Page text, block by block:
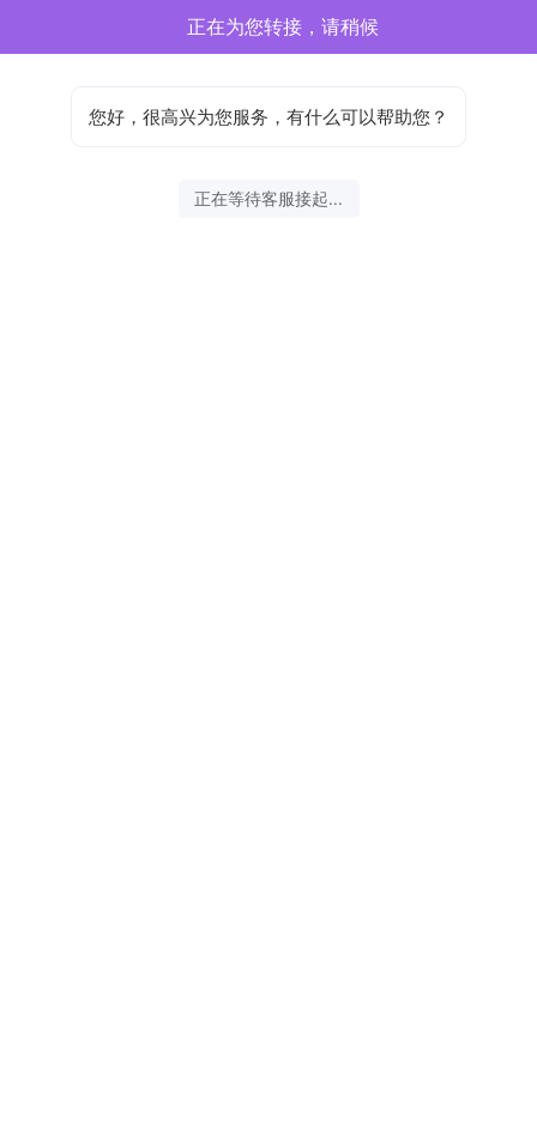
正在为您转接，请稍候
您好，很高兴为您服务，有什么可以帮助您？
正在等待客服接起...